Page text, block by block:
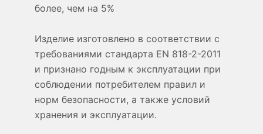
более, чем на 5%
Изделие изготовлено в соответствии с
требованиями стандарта EN 818-2-2011
и признано годным к эксплуатации при
соблюдении потребителем правил и
норм безопасности, а также условий
хранения и эксплуатации.